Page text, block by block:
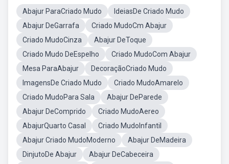
Abajur ParaCriado Mudo
IdeiasDe Criado Mudo
Abajur DeGarrafa
Criado MudoCm Abajur
Criado MudoCinza
Abajur DeToque
Criado Mudo DeEspelho
Criado MudoCom Abajur
Mesa ParaAbajur
DecoraçãoCriado Mudo
ImagensDe Criado Mudo
Criado MudoAmarelo
Criado MudoPara Sala
Abajur DeParede
Abajur DeComprido
Criado MudoAereo
AbajurQuarto Casal
Criado MudoInfantil
Abajur Criado MudoModerno
Abajur DeMadeira
DinjutoDe Abajur
Abajur DeCabeceira